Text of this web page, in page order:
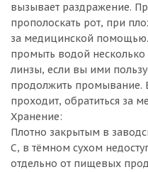
вызывает раздражение.
прополоскать рот, при
за медицинской
промыть водой несколько
линзы, если вы ими
продолжить промывание.
проходит, обратиться за
Хранение:
Плотно закрытым в
С, в тёмном сухом
отдельно от пищевых